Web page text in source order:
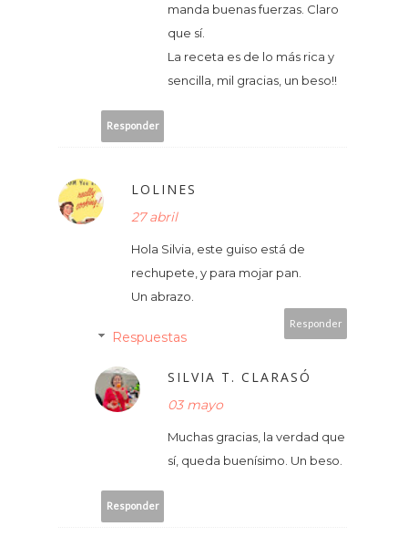
manda buenas fuerzas. Claro
que sí.
La receta es de lo más rica y
sencilla, mil gracias, un beso!!
Responder
LOLINES
27 abril
Hola Silvia, este guiso está de
rechupete, y para mojar pan.
Un abrazo.
Responder
Respuestas
SILVIA T. CLARASÓ
03 mayo
Muchas gracias, la verdad que
sí, queda buenísimo. Un beso.
Responder